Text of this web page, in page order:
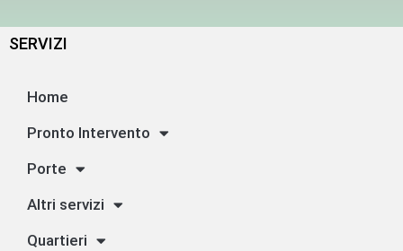
SERVIZI
Home
Pronto Intervento
Porte
Altri servizi
Quartieri